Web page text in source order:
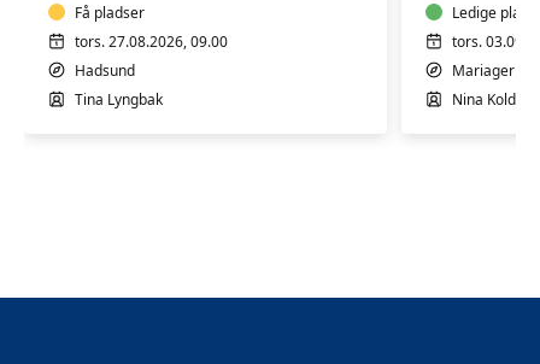
Få pladser
tors. 27.08.2026, 09.00
Hadsund
Tina Lyngbak
Ledige
tors.
Mariager
Nina Kolditz